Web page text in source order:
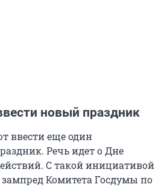
новый праздник
ввести еще один
Речь идет о Дне
С такой инициативой
Комитета Госдумы по